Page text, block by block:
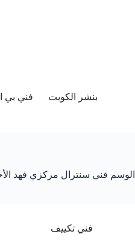
بنشر الكويت فني بي
الوسم فني سنترال مركزي فهد
فني تكييف